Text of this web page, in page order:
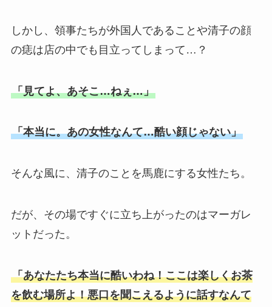
しかし、領事たちが外国人であることや清子の顔
の痣は店の中でも目立ってしまって…？
「見てよ、あそこ…ねぇ…」
「本当に。あの女性なんて…酷い顔じゃない」
そんな風に、清子のことを馬鹿にする女性たち。
だが、その場ですぐに立ち上がったのはマーガレ
ットだった。
「あなたたち本当に酷いわね！ここは楽しくお茶
を飲む場所よ！悪口を聞こえるように話すなんて